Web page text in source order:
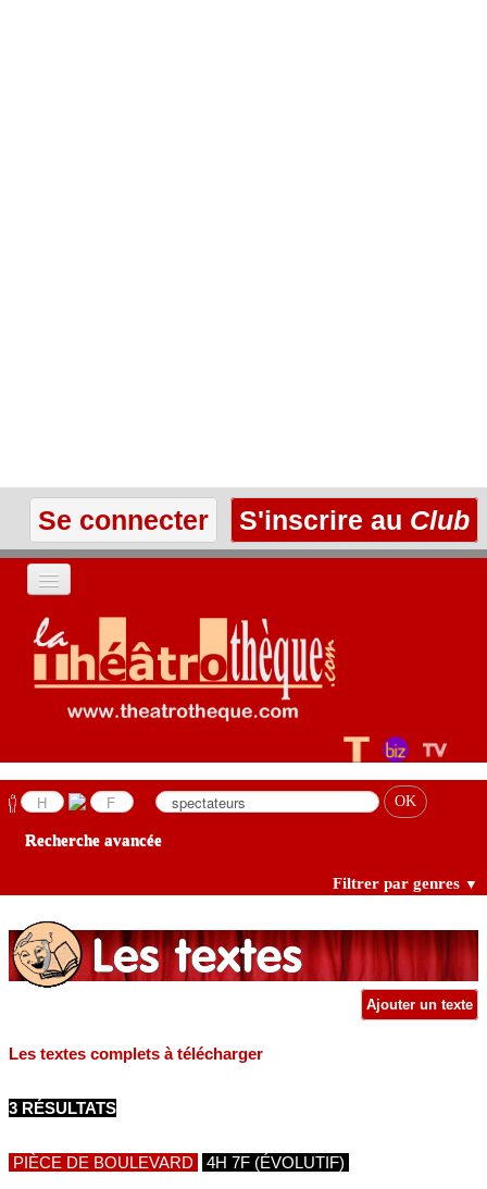
Se connecter S'inscrire au Club
ACCUEIL
LES TEXTES
LES ANNONCES
Recherche avancée
Filtrer par genres ▼
Ajouter un texte
Les textes complets à télécharger
3 RÉSULTATS
PIÈCE DE BOULEVARD 4H 7F (ÉVOLUTIF)